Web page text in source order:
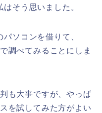
そう思いました。
ソコンを借りて、
調べてみることにしま
も大事ですが、やっぱ
を試してみた方がよい